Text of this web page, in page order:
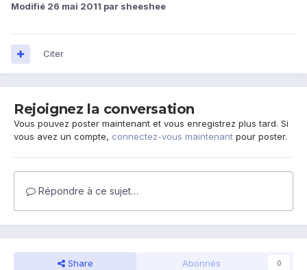
Modifié 26 mai 2011 par sheeshee
Citer
Rejoignez la conversation
Vous pouvez poster maintenant et vous enregistrez plus tard. Si
vous avez un compte, connectez-vous maintenant pour poster.
Répondre à ce sujet…
Share Abonnés 0